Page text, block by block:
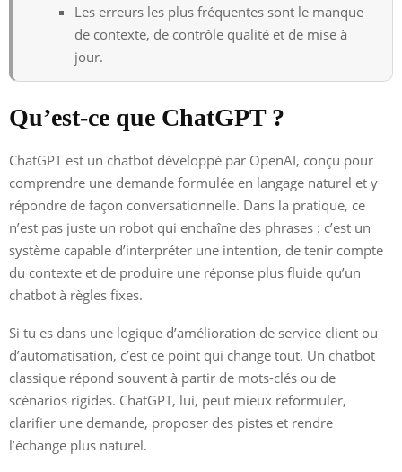
Les erreurs les plus fréquentes sont le manque
de contexte, de contrôle qualité et de mise à
jour.
Qu’est-ce que ChatGPT ?
ChatGPT est un chatbot développé par OpenAI, conçu pour
comprendre une demande formulée en langage naturel et y
répondre de façon conversationnelle. Dans la pratique, ce
n’est pas juste un robot qui enchaîne des phrases : c’est un
système capable d’interpréter une intention, de tenir compte
du contexte et de produire une réponse plus fluide qu’un
chatbot à règles fixes.
Si tu es dans une logique d’amélioration de service client ou
d’automatisation, c’est ce point qui change tout. Un chatbot
classique répond souvent à partir de mots-clés ou de
scénarios rigides. ChatGPT, lui, peut mieux reformuler,
clarifier une demande, proposer des pistes et rendre
l’échange plus naturel.